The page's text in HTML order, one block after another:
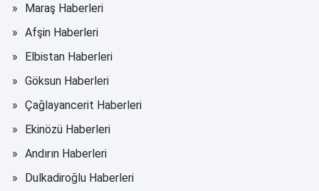
Maraş Haberleri
Afşin Haberleri
Elbistan Haberleri
Göksun Haberleri
Çağlayancerit Haberleri
Ekinözü Haberleri
Andırın Haberleri
Dulkadiroğlu Haberleri